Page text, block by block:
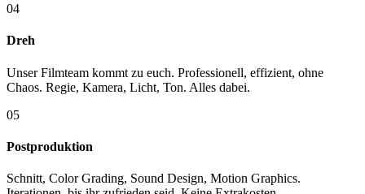
04
Dreh
Unser Filmteam kommt zu euch. Professionell, effizient, ohne
Chaos. Regie, Kamera, Licht, Ton. Alles dabei.
05
Postproduktion
Schnitt, Color Grading, Sound Design, Motion Graphics.